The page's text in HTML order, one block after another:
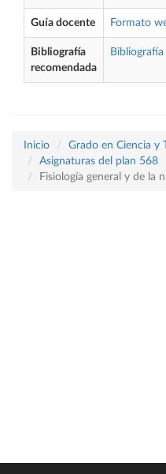
Guía docente Formato
Bibliografía
recomendada
Bibliografía
Inicio
Grado en Ciencia y
Asignaturas del plan 568
Fisiología general y de la